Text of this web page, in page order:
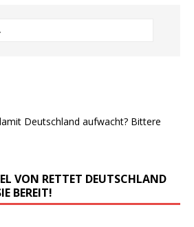
Deutschland aufwacht? Bittere
VON RETTET DEUTSCHLAND
BEREIT!